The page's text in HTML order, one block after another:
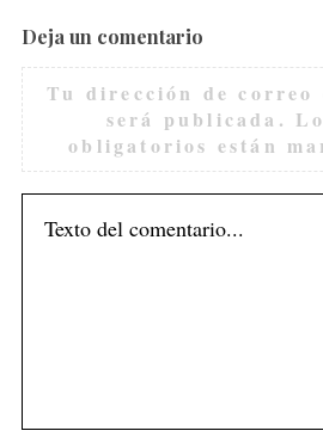
Deja un comentario
Tu dirección de correo
será publicada.
obligatorios están